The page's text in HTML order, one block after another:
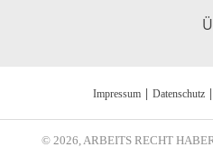
© 2026, ARBEITS RECHT
Impressum | Datenschutz |